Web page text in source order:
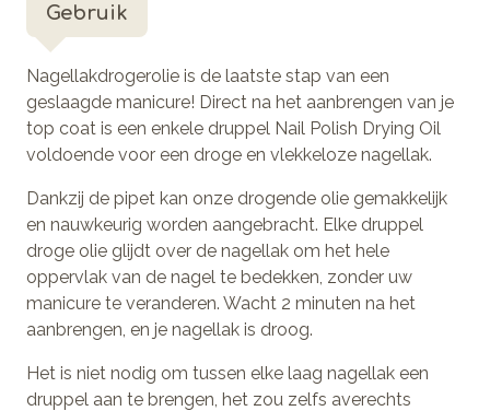
Gebruik
Nagellakdrogerolie is de laatste stap van een
geslaagde manicure! Direct na het aanbrengen van je
top coat is een enkele druppel Nail Polish Drying Oil
voldoende voor een droge en vlekkeloze nagellak.
Dankzij de pipet kan onze drogende olie gemakkelijk
en nauwkeurig worden aangebracht. Elke druppel
droge olie glijdt over de nagellak om het hele
oppervlak van de nagel te bedekken, zonder uw
manicure te veranderen. Wacht 2 minuten na het
aanbrengen, en je nagellak is droog.
Het is niet nodig om tussen elke laag nagellak een
druppel aan te brengen, het zou zelfs averechts